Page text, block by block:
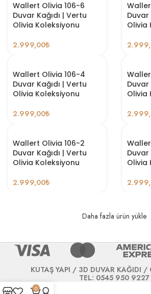
Wallert Olivia 106-6
Duvar Kağıdı | Vertu
Olivia Koleksiyonu
2.999,00₺
Duvar
Olivia
Wallert Olivia 106-4
Duvar Kağıdı | Vertu
Olivia Koleksiyonu
2.999,00₺
Duvar
Olivia
Wallert Olivia 106-2
Duvar Kağıdı | Vertu
Olivia Koleksiyonu
2.999,00₺
Duvar
Olivia
Daha fazla ürün yükle
KUTAŞ YAPI / 3D DUVAR KAĞIDI /
TEL: 0545 950 9227
0